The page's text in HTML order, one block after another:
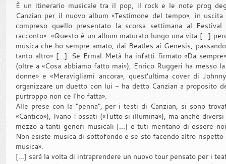
È un itinerario musicale tra il pop, il rock e le note prog
Canzian per il nuovo album «Testimone del tempo», in
compreso quello presentato la scorsa settimana al
racconto». «Questo è un album maturato lungo una vita [...]
musica che ho sempre amato, dai Beatles ai Genesis,
tanto altro» [...]. Se Ermal Metà ha infatti firmato «Da
(oltre a «Cosa abbiamo fatto mai»), Enrico Ruggeri ha messo
donne» e «Meravigliami ancora», quest'ultima cover di
organizzare un duetto con lui - ha detto Canzian a proposito
purtroppo non ce l'ho fatta».
Alle prese con la "penna", per i testi di Canzian, si sono
«Cantico»), Ivano Fossati («Tutto si illumina»), ma anche
mezzo a tanti generi musicali [...] e tuti meritano di essere
Non esiste musica di sottofondo e se sto facendo altro rispetto
musica».
[...] sarà la volta di intraprendere un nuovo tour pensato per i